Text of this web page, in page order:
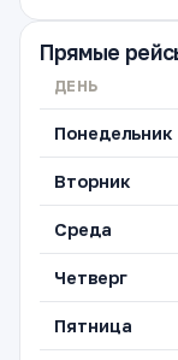
Прямые
ДЕНЬ
Понедельник
Вторник
Среда
Четверг
Пятница